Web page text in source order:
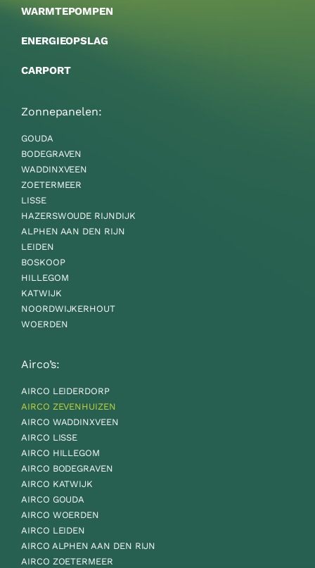
WARMTEPOMPEN
ENERGIEOPSLAG
CARPORT
Zonnepanelen:
GOUDA
BODEGRAVEN
WADDINXVEEN
ZOETERMEER
LISSE
HAZERSWOUDE RIJNDIJK
ALPHEN AAN DEN RIJN
LEIDEN
BOSKOOP
HILLEGOM
KATWIJK
NOORDWIJKERHOUT
WOERDEN
Airco’s:
AIRCO LEIDERDORP
AIRCO ZEVENHUIZEN
AIRCO WADDINXVEEN
AIRCO LISSE
AIRCO HILLEGOM
AIRCO BODEGRAVEN
AIRCO KATWIJK
AIRCO GOUDA
AIRCO WOERDEN
AIRCO LEIDEN
AIRCO ALPHEN AAN DEN RIJN
AIRCO ZOETERMEER